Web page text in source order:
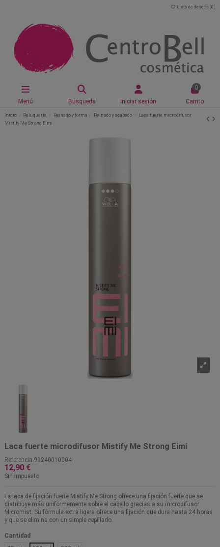
Lista de deseos (0 )
Menú Búsqueda Iniciar sesión
0
Carrito
Inicio Peluquería Peinado y forma Peinado y acabado
Laca fuerte microdifusor
Mistify Me Strong Eimi
Laca fuerte microdifusor Mistify Me Strong Eimi
Referencia 99240010004
12,90 €
Sin impuesto
La laca de fijación fuerte Mistify Me Strong ofrece una fijación fuerte que se
distribuye más uniformemente sobre el cabello gracias a su microdifusor
Micromist. Su fórmula extra ligera ofrece una fijación que dura hasta 24 horas
y que se elimina con un simple cepillado.
Cantidad